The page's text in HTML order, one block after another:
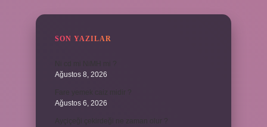
SON YAZILAR
Ağustos 8, 2026
Ağustos 6, 2026